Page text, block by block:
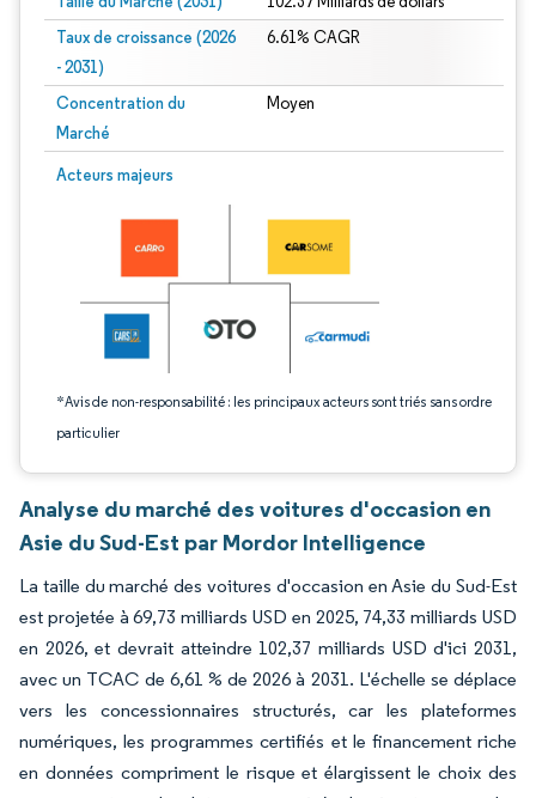
Taux de croissance (2026
- 2031)
6.61% CAGR
Concentration du
Marché
Moyen
Acteurs majeurs
*Avis de non-responsabilité : les principaux acteurs sont triés sans ordre
particulier
Image © Mordor Intelligence. La réutilisation nécessite une attribution sous CC
Analyse du marché des voitures d'occasion en
Asie du Sud-Est par Mordor Intelligence
La taille du marché des voitures d'occasion en Asie du Sud-Est
est projetée à 69,73 milliards USD en 2025, 74,33 milliards USD
en 2026, et devrait atteindre 102,37 milliards USD d'ici 2031,
avec un TCAC de 6,61 % de 2026 à 2031. L'échelle se déplace
vers les concessionnaires structurés, car les plateformes
numériques, les programmes certifiés et le financement riche
en données compriment le risque et élargissent le choix des